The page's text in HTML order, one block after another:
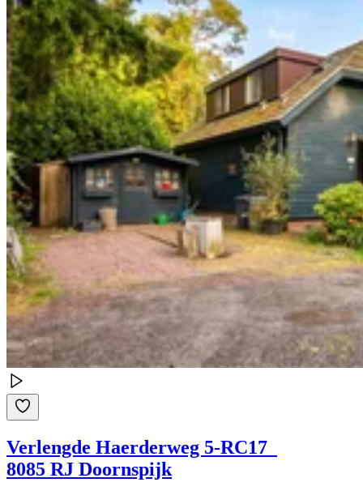
Verlengde Haerderweg 5-RC17
8085 RJ Doornspijk